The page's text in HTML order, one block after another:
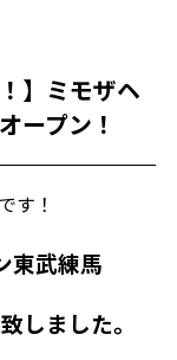
】ミモザヘ
ープン！
す！
東武練馬
しました。